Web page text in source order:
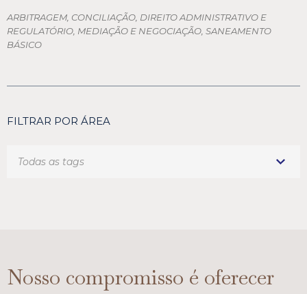
ARBITRAGEM, CONCILIAÇÃO, DIREITO ADMINISTRATIVO E
REGULATÓRIO, MEDIAÇÃO E NEGOCIAÇÃO, SANEAMENTO
BÁSICO
FILTRAR POR ÁREA
Nosso compromisso é oferecer